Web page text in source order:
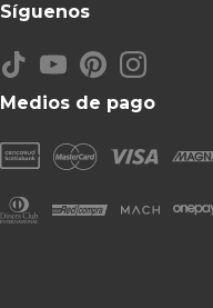
Medios de pago
Síguenos